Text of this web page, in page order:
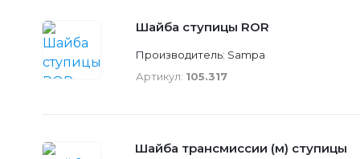
Шайба ступицы ROR
Производитель: Sampa
Артикул: 105.317
Шайба трансмиссии (м) ступицы